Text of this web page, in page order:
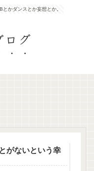
かダンスとか妄想とか。
ログ
がないという幸